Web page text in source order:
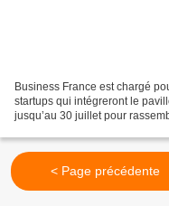
Business France est chargé
startups qui intégreront le
jusqu’au 30 juillet pour
< Page précédente